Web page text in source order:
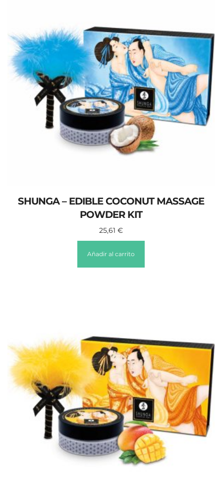
SHUNGA – EDIBLE COCONUT MASSAGE
POWDER KIT
25,61 €
Añadir al carrito